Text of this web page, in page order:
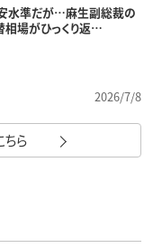
水準だが…麻生副総裁の
相場がひっくり返…
2026/7/8
ちら